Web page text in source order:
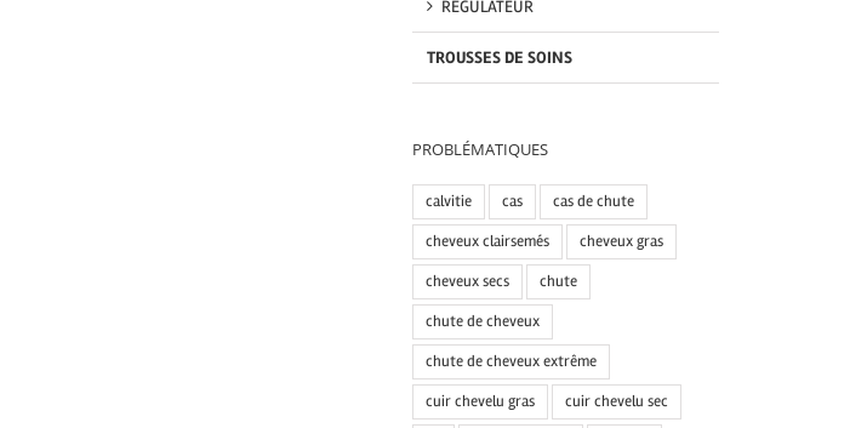
RÉGULATEUR
TROUSSES DE SOINS
PROBLÉMATIQUES
calvitie cas cas de chute
cheveux clairsemés cheveux gras
cheveux secs chute
chute de cheveux
chute de cheveux extrême
cuir chevelu gras cuir chevelu sec